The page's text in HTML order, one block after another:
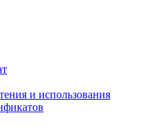
и использования